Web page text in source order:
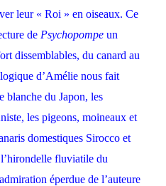
leur « Roi » en oiseaux. Ce
de Psychopompe un
dissemblables, du canard au
d’Amélie nous fait
blanche du Japon, les
les pigeons, moineaux et
domestiques Sirocco et
fluviatile du
éperdue de l’auteure